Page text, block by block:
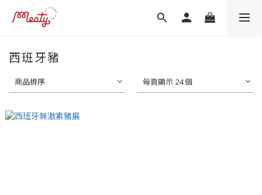
西班牙豬
商品排序 每頁顯示 24 個